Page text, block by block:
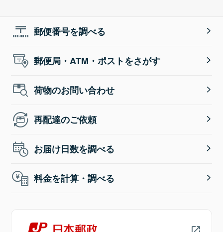
郵便番号を調べる
郵便局・ATM・ポストをさがす
荷物のお問い合わせ
再配達のご依頼
お届け日数を調べる
料金を計算・調べる